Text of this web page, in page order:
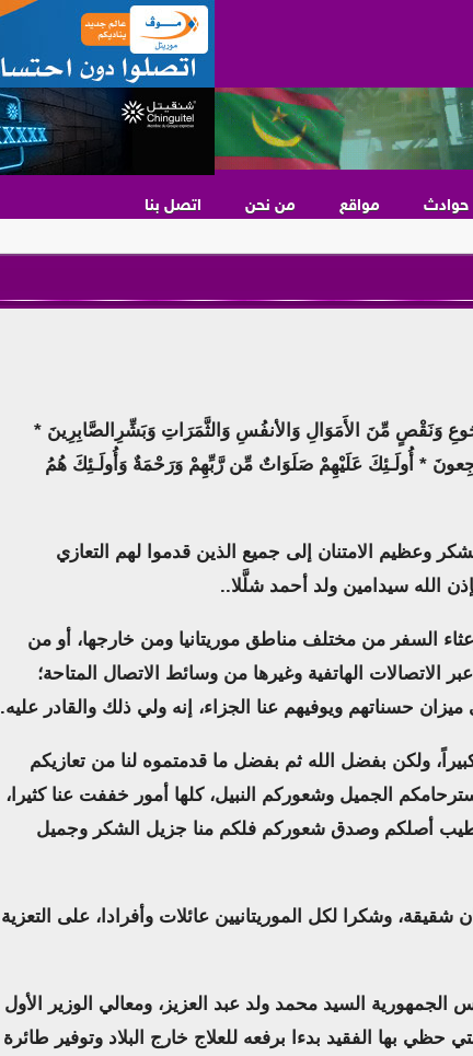
حوادث مواقع من نحن اتصل بنا
وَنَقْصٍ مِّنَ الأَمَوَالِ وَالأنفُسِ وَالثَّمَرَاتِ وَبَشِّرِالصَّابِرِينَ *
رَاجِعونَ * أُولَـئِكَ عَلَيْهِمْ صَلَوَاتٌ مِّن رَّبِّهِمْ وَرَحْمَةٌ وَأُولَـئِكَ هُمُ
وعظيم الامتنان إلى جميع الذين قدموا لهم التعازي
الله سيدامين ولد أحمد شلَّلا..
السفر من مختلف مناطق موريتانيا ومن خارجها، أو من
الاتصالات الهاتفية وغيرها من وسائط الاتصال المتاحة؛
حسناتهم ويوفيهم عنا الجزاء، إنه ولي ذلك والقادر عليه.
ولكن بفضل الله ثم بفضل ما قدمتموه لنا من تعازيكم
الجميل وشعوركم النبيل، كلها أمور خففت عنا كثيرا،
أصلكم وصدق شعوركم فلكم منا جزيل الشكر وجميل
شقيقة، وشكرا لكل الموريتانيين عائلات وأفرادا، على التعزية
الجمهورية السيد محمد ولد عبد العزيز، ومعالي الوزير الأول
حظي بها الفقيد بدءا برفعه للعلاج خارج البلاد وتوفير طائرة